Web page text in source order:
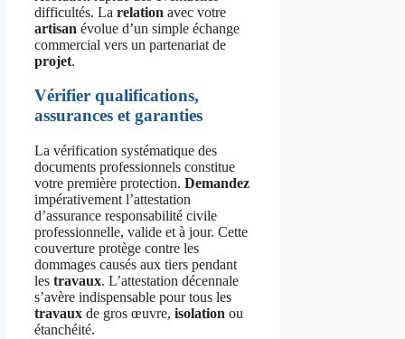
difficultés. La relation avec votre
artisan évolue d’un simple échange
commercial vers un partenariat de
projet.
Vérifier qualifications,
assurances et garanties
La vérification systématique des
documents professionnels constitue
votre première protection. Demandez
impérativement l’attestation
d’assurance responsabilité civile
professionnelle, valide et à jour. Cette
couverture protège contre les
dommages causés aux tiers pendant
les travaux. L’attestation décennale
s’avère indispensable pour tous les
travaux de gros œuvre, isolation ou
étanchéité.